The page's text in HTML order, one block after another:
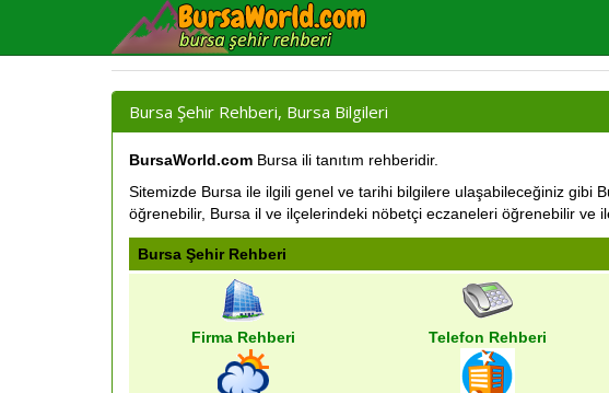
Bursa Şehir Rehberi, Bursa Bilgileri
BursaWorld.com Bursa ili tanıtım rehberidir.
Sitemizde Bursa ile ilgili genel ve tarihi bilgilere ulaşabileceğiniz gibi
öğrenebilir, Bursa il ve ilçelerindeki nöbetçi eczaneleri öğrenebilir ve
Bursa Şehir Rehberi
Firma Rehberi Telefon Rehberi